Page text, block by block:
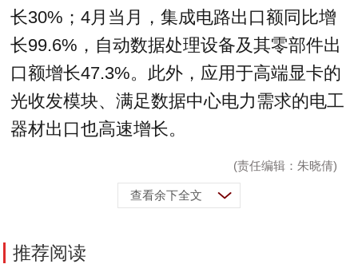
长30%；4月当月，集成电路出口额同比增
长99.6%，自动数据处理设备及其零部件出
口额增长47.3%。此外，应用于高端显卡的
光收发模块、满足数据中心电力需求的电工
器材出口也高速增长。
(责任编辑：朱晓倩)
查看余下全文
推荐阅读